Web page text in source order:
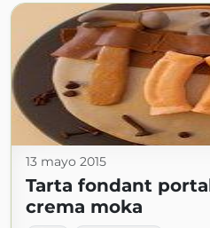
13 mayo 2015
Tarta fondant
crema moka